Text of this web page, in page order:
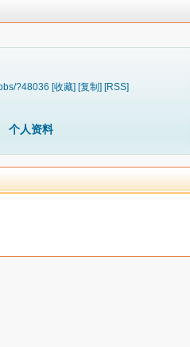
?48036 [收藏] [复制] [RSS]
个人资料